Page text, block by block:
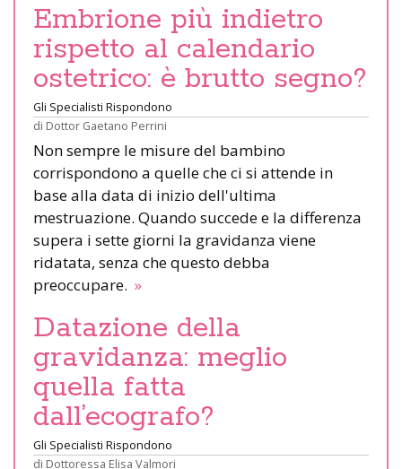
Embrione più indietro
rispetto al calendario
ostetrico: è brutto segno?
Gli Specialisti Rispondono
di Dottor Gaetano Perrini
Non sempre le misure del bambino
corrispondono a quelle che ci si attende in
base alla data di inizio dell'ultima
mestruazione. Quando succede e la differenza
supera i sette giorni la gravidanza viene
ridatata, senza che questo debba
preoccupare. »
Datazione della
gravidanza: meglio
quella fatta
dall’ecografo?
Gli Specialisti Rispondono
di Dottoressa Elisa Valmori